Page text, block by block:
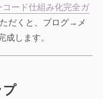
ード仕組み化完全ガ
だくと、ブログ→メ
します。
プ